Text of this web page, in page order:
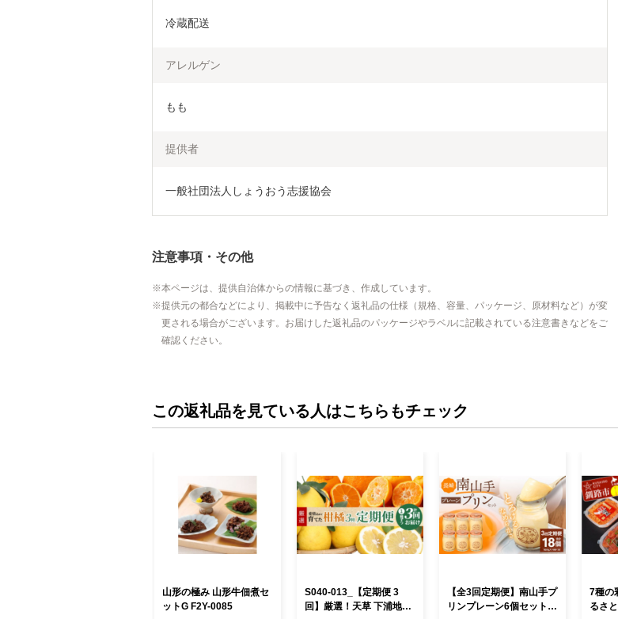
冷蔵配送
アレルゲン
もも
提供者
一般社団法人しょうおう志援協会
注意事項・その他
本ページは、提供自治体からの情報に基づき、作成しています。
提供元の都合などにより、掲載中に予告なく返礼品の仕様（規格、容量、パッケージ、原材料など）が変
更される場合がございます。お届けした返礼品のパッケージやラベルに記載されている注意書きなどをご
確認ください。
この返礼品を見ている人はこちらもチェック
山形の極み 山形牛佃煮セ
ットG F2Y-0085
S040-013_【定期便 3
回】厳選！天草 下浦地区
【全3回定期便】南山手プ
リンプレーン6個セット
7種の
るさ